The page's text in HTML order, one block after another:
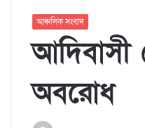
আঞ্চলিক সংবাদ
আদিবাসী
অবরোধ